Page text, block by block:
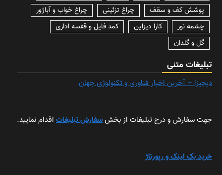
پوشش کف و سقف
چراغ تزئینی
چراغ خواب و آباژور
چشمه نور
کارا دیزاین
کمد فایل و قفسه اداری
گل و گلدان
تبلیغات متنی
دیجیزا – آخرین اخبار فناوری و تکنولوژی جهان
جهت سفارش و درج تبلیغات از بخشسفارش تبلیغات اقدام نمایید.
خرید بک لینک و رپورتاژ